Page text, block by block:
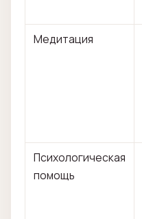
Медитация
Психологическая
помощь